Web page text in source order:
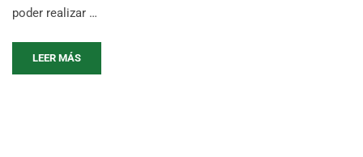
poder realizar …
LEER MÁS